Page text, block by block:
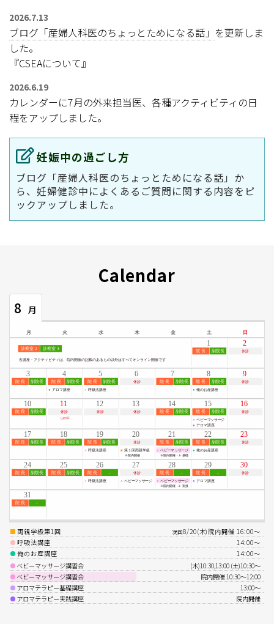
2026.7.13
ブログ「産婦人科医のちょっとためになる話」 を更新しま
した。
『CSEAについて』
2026.6.19
カレンダーに7月の外来担当医、各種アクティビティの日
程をアップしました。
妊娠中の過ごし方
ブログ「産婦人科医のちょっとためになる話」か
ら、妊婦健診中によくあるご質問に関する内容をピ
ックアップしました。
Calendar
8 月
両親学級第1回 次回8/20(木)院内開催 16:00〜
呼吸法講座
14:00〜
俺のお産講座
14:00〜
ベビーマッサージ講習会
(木)10:30,13:00 (土)10:30〜
ベビーマッサージ講習会
院内開催 10:30〜12:00
アロマテラピー基礎講座
13:00〜
アロマテラピー実践講座
院内開催